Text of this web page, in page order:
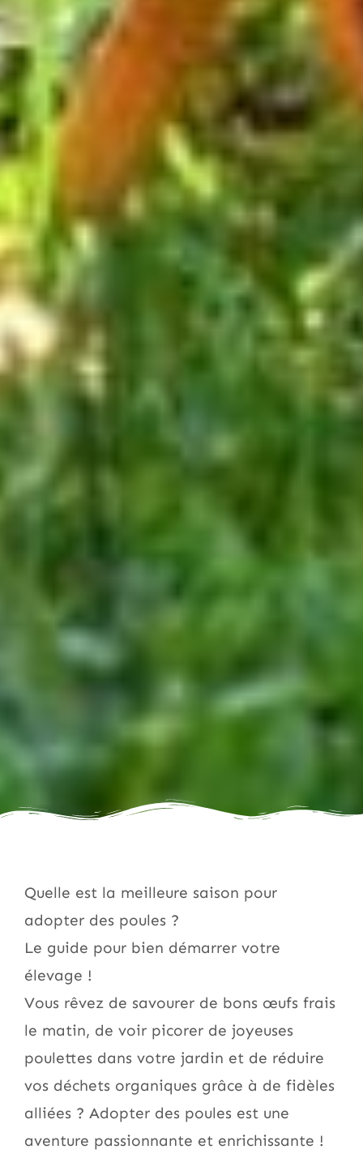
Quelle est la meilleure saison pour
adopter des poules ?
Le guide pour bien démarrer votre
élevage !
Vous rêvez de savourer de bons œufs frais
le matin, de voir picorer de joyeuses
poulettes dans votre jardin et de réduire
vos déchets organiques grâce à de fidèles
alliées ? Adopter des poules est une
aventure passionnante et enrichissante !